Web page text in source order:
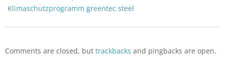
Klimaschutzprogramm greentec steel
Comments are closed, but trackbacks and pingbacks are open.